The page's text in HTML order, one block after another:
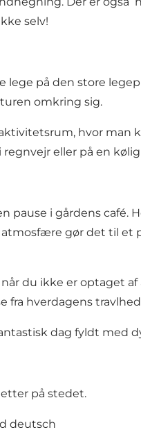
selv!
lege på den store
omkring sig.
hvor
eller på en
pause i gårdens
gør det til et
du ikke er optaget
fra hverdagens
dag fyldt med
på stedet.
deutsch